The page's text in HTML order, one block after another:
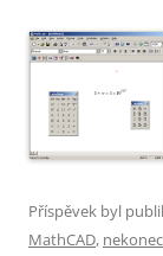
Příspěvek byl
MathCAD,